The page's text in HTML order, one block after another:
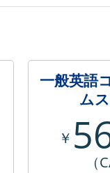
一般英語
ム
￥